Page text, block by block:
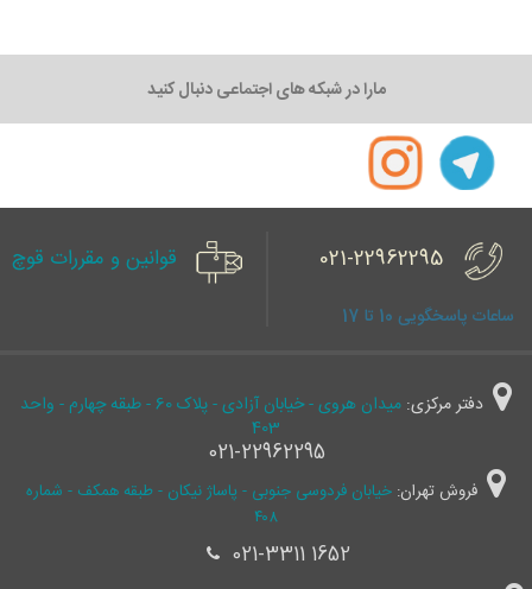
مارا در شبکه های اجتماعی دنبال کنید
021-22962295
ساعات پاسخگویی 10 تا 17
قوانین و مقررات قوچ
دفتر مرکزی:
میدان هروی - خیابان آزادی - پلاک 60 - طبقه چهارم - واحد
403
021-22962295
فروش تهران: خیابان فردوسی جنوبی - پاساژ نیکان - طبقه همکف - شماره
۴۰۸
021-3311 1652